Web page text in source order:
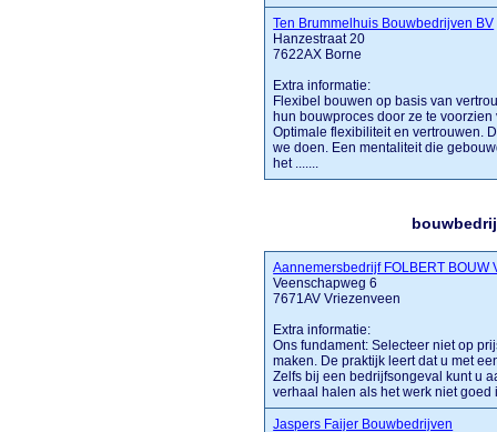
Ten Brummelhuis Bouwbedrijven BV
Hanzestraat 20
7622AX Borne
Extra informatie:
Flexibel bouwen op basis van
hun bouwproces door ze te
Optimale flexibiliteit en vertrouwen.
we doen. Een mentaliteit die
het .......
Aannemersbedrijf FOLBERT BOUW
Veenschapweg 6
7671AV Vriezenveen
Extra informatie:
Ons fundament: Selecteer niet op
maken. De praktijk leert dat u met
Zelfs bij een bedrijfsongeval kunt u
verhaal halen als het werk niet goed
Jaspers Faijer Bouwbedrijven